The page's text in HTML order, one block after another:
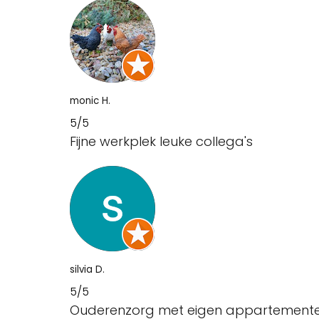
monic H.
5/5
Fijne werkplek leuke collega's
silvia D.
5/5
Ouderenzorg met eigen